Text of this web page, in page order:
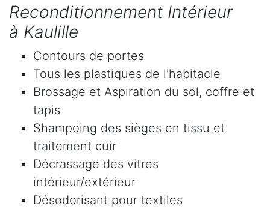
Reconditionnement Intérieur
à Kaulille
Contours de portes
Tous les plastiques de l'habitacle
Brossage et Aspiration du sol, coffre et
tapis
Shampoing des sièges en tissu et
traitement cuir
Décrassage des vitres
intérieur/extérieur
Désodorisant pour textiles